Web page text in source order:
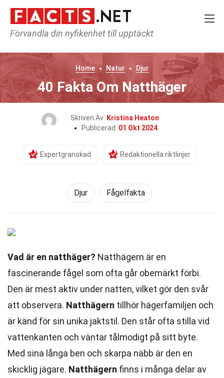
Förvandla din nyfikenhet till upptäckt
Home Natur Djur
40 Fakta Om Natthäger
Skriven Av: Kristina Heaton
Publicerad: 01 Okt 2024
Expertgranskad Redaktionella riktlinjer
Djur Fågelfakta
Vad är en natthäger? Natthägern är en
fascinerande fågel som ofta går obemärkt förbi.
Den är mest aktiv under natten, vilket gör den svår
att observera. Natthägern tillhör hägerfamiljen och
är känd för sin unika jaktstil. Den står ofta stilla vid
vattenkanten och väntar tålmodigt på sitt byte.
Med sina långa ben och skarpa näbb är den en
skicklig jägare. Natthägern finns i många delar av